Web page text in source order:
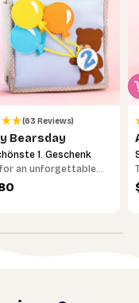
(63 Reviews)
Bearsday
1. Geschenk
an unforgettable